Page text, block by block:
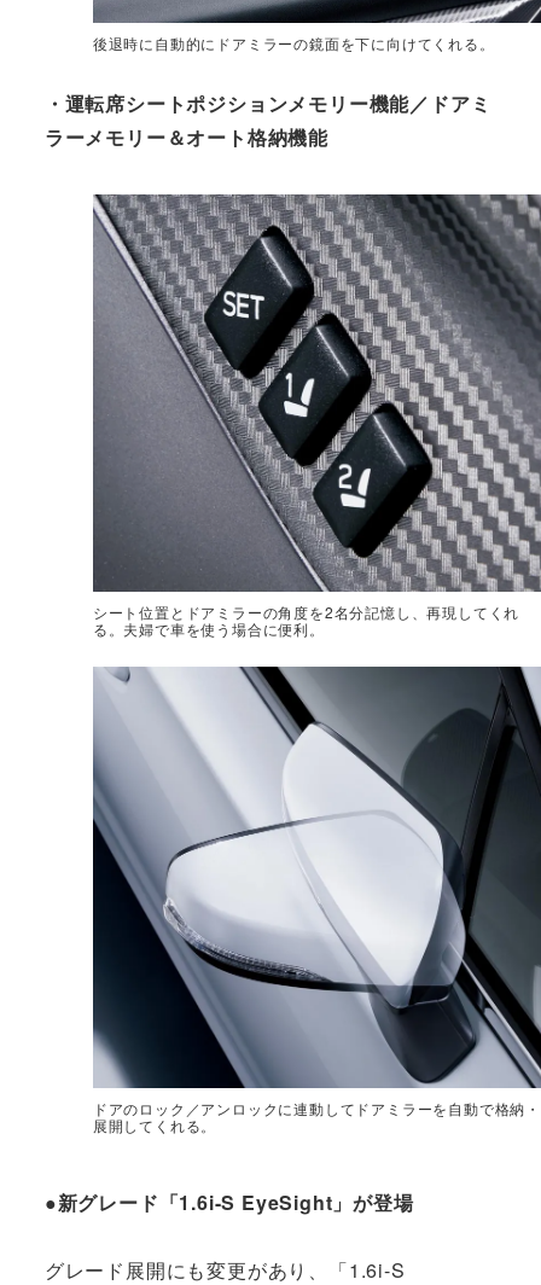
後退時に自動的にドアミラーの鏡面を下に向けてくれる。
・運転席シートポジションメモリー機能／ドアミ
ラーメモリー＆オート格納機能
シート位置とドアミラーの角度を2名分記憶し、再現してくれ
る。夫婦で車を使う場合に便利。
ドアのロック／アンロックに連動してドアミラーを自動で格納・
展開してくれる。
●新グレード「1.6i-S EyeSight」が登場
グレード展開にも変更があり、「1.6i-S